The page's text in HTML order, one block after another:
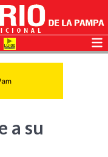
a su